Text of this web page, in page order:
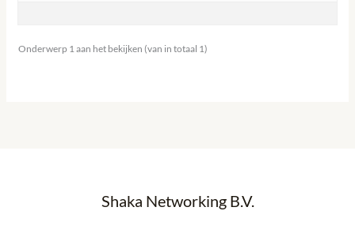
Onderwerp 1 aan het bekijken (van in totaal 1)
Shaka Networking B.V.